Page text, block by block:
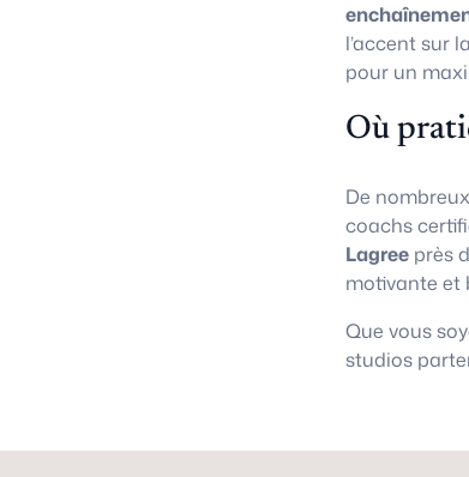
l’accent sur
pour un
Où
De
coachs
Lagree près
motivante et
Que vous
studios